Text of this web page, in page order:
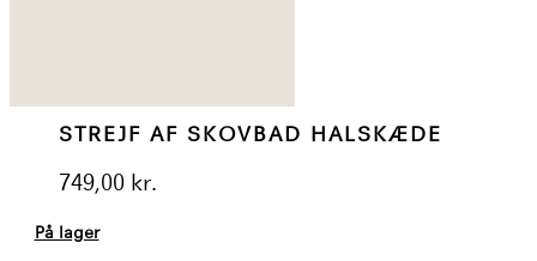
STREJF AF SKOVBAD HALSKÆDE
749,00 kr.
På lager